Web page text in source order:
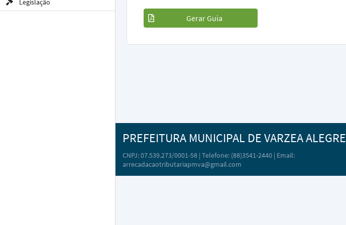
Legislação
Gerar Guia
PREFEITURA MUNICIPAL DE VARZEA ALEGRE
CNPJ: 07.539.273/0001-58 | Telefone: (88)3541-2440 | Email:
arrecadacaotributariapmva@gmail.com